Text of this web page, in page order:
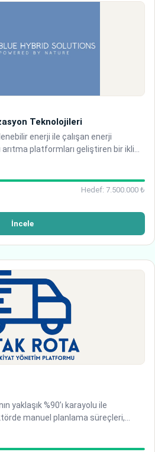
Teknolojileri
enerji ile çalışan enerji
platformları geliştiren bir iklim
ihti…
Hedef: 7.500.000 ₺
İncele
yaklaşık %90’ı karayolu ile
manuel planlama süreçleri,
olarak görülmekte olup, bu d…